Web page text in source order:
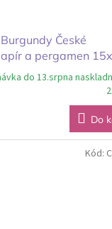
České
a pergamen
do 13.srpna
Do
Kód: